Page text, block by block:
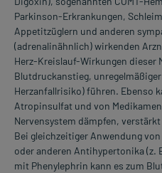
Parkinson-Erkrankungen,
Appetitzüglern und anderen
(adrenalinähnlich) wirkenden
Herz-Kreislauf-Wirkungen dieser
Blutdruckanstieg,
Herzanfallrisiko) führen. Ebenso
Atropinsulfat und von
Nervensystem dämpfen,
Bei gleichzeitiger Anwendung
oder anderen Antihypertonika (z.
mit Phenylephrin kann es zum